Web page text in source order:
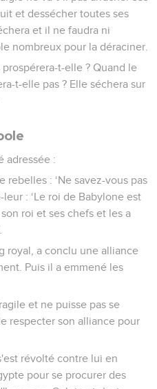
et dessécher toutes ses
et il ne faudra ni
nombreux pour la déraciner.
t-elle ? Quand le
t-elle pas ? Elle séchera sur
adressée :
rebelles : ‘Ne savez-vous pas
: ‘Le roi de Babylone est
roi et ses chefs et les a
royal, a conclu une alliance
Puis il a emmené les
et ne puisse pas se
respecter son alliance pour
révolté contre lui en
pour se procurer des